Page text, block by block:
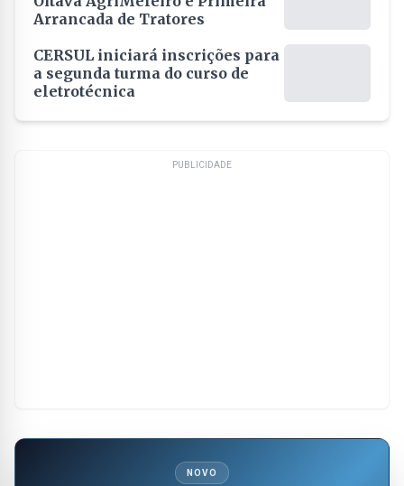
Arrancada de Tratores
CERSUL iniciará inscrições para
a segunda turma do curso de
eletrotécnica
PUBLICIDADE
NOVO